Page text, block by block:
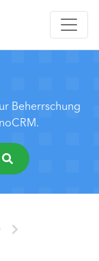
Beherrschung